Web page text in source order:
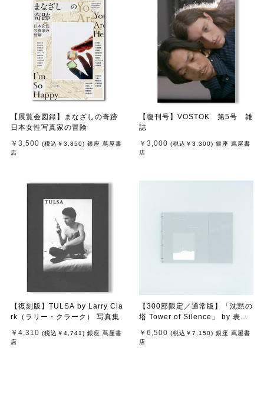
【展覧会図録】まなざしの奇跡
日本女性写真家の冒険
￥3,500 (税込 ￥3,850) 銀座 蔦屋書
店
【復刊号】VOSTOK 第5号 雑
誌
￥3,000 (税込 ￥3,300) 銀座 蔦屋書
店
【復刻版】TULSA by Larry Cla
rk（ラリー・クラーク） 写真集
￥4,310 (税込 ￥4,741 ) 銀座 蔦屋書
店
【300部限定／通常版】「沈黙の
塔 Tower of Silence」 by 表
真集
￥6,500 (税込 ￥7,150) 銀座 蔦屋書
店